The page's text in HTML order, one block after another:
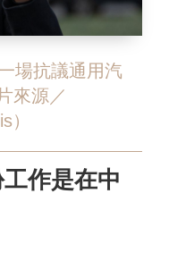
場抗議通用汽
來源／
）
作是在中